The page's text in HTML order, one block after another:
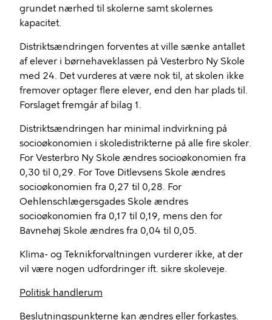
grundet nærhed til skolerne samt skolernes
kapacitet.
Distriktsændringen forventes at ville sænke antallet
af elever i børnehaveklassen på Vesterbro Ny Skole
med 24. Det vurderes at være nok til, at skolen ikke
fremover optager flere elever, end den har plads til.
Forslaget fremgår af bilag 1.
Distriktsændringen har minimal indvirkning på
socioøkonomien i skoledistrikterne på alle fire skoler.
For Vesterbro Ny Skole ændres socioøkonomien fra
0,30 til 0,29. For Tove Ditlevsens Skole ændres
socioøkonomien fra 0,27 til 0,28. For
Oehlenschlægersgades Skole ændres
socioøkonomien fra 0,17 til 0,19, mens den for
Bavnehøj Skole ændres fra 0,04 til 0,05.
Klima- og Teknikforvaltningen vurderer ikke, at der
vil være nogen udfordringer ift. sikre skoleveje.
Politisk handlerum
Beslutningspunkterne kan ændres eller forkastes.